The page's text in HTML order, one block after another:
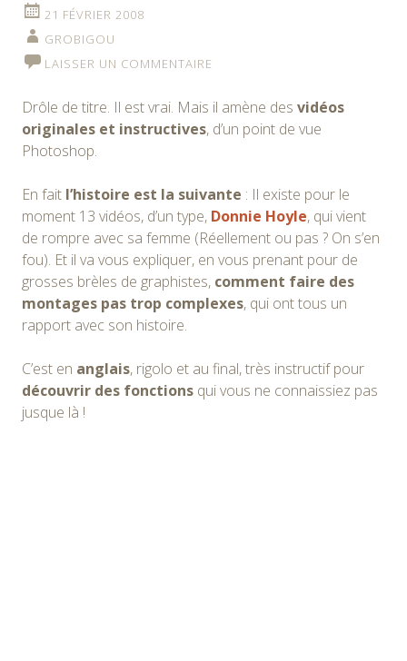
21 FÉVRIER 2008
GROBIGOU
LAISSER UN COMMENTAIRE
Drôle de titre. Il est vrai. Mais il amène des vidéos
originales et instructives, d’un point de vue
Photoshop.
En fait l’histoire est la suivante : Il existe pour le
moment 13 vidéos, d’un type, Donnie Hoyle, qui vient
de rompre avec sa femme (Réellement ou pas ? On s’en
fou). Et il va vous expliquer, en vous prenant pour de
grosses brèles de graphistes, comment faire des
montages pas trop complexes, qui ont tous un
rapport avec son histoire.
C’est en anglais, rigolo et au final, très instructif pour
découvrir des fonctions qui vous ne connaissiez pas
jusque là !